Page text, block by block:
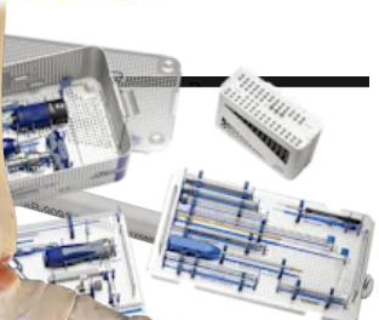
Ihnen helfen?
kontaktieren
und Schulungsmöglichkeiten